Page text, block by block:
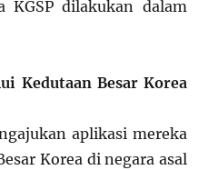
KGSP dilakukan dalam
Kedutaan Besar Korea
aplikasi mereka
Korea di negara asal